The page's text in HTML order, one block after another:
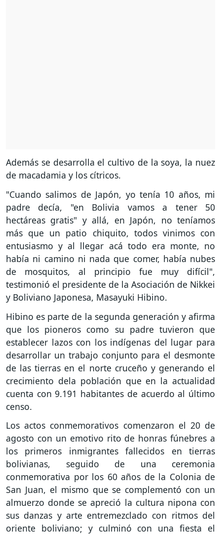
Además se desarrolla el cultivo de la soya, la nuez
de macadamia y los cítricos.
"Cuando salimos de Japón, yo tenía 10 años, mi
padre decía, "en Bolivia vamos a tener 50
hectáreas gratis" y allá, en Japón, no teníamos
más que un patio chiquito, todos vinimos con
entusiasmo y al llegar acá todo era monte, no
había ni camino ni nada que comer, había nubes
de mosquitos, al principio fue muy difícil",
testimonió el presidente de la Asociación de Nikkei
y Boliviano Japonesa, Masayuki Hibino.
Hibino es parte de la segunda generación y afirma
que los pioneros como su padre tuvieron que
establecer lazos con los indígenas del lugar para
desarrollar un trabajo conjunto para el desmonte
de las tierras en el norte cruceño y generando el
crecimiento dela población que en la actualidad
cuenta con 9.191 habitantes de acuerdo al último
censo.
Los actos conmemorativos comenzaron el 20 de
agosto con un emotivo rito de honras fúnebres a
los primeros inmigrantes fallecidos en tierras
bolivianas, seguido de una ceremonia
conmemorativa por los 60 años de la Colonia de
San Juan, el mismo que se complementó con un
almuerzo donde se apreció la cultura nipona con
sus danzas y arte entremezclado con ritmos del
oriente boliviano; y culminó con una fiesta el